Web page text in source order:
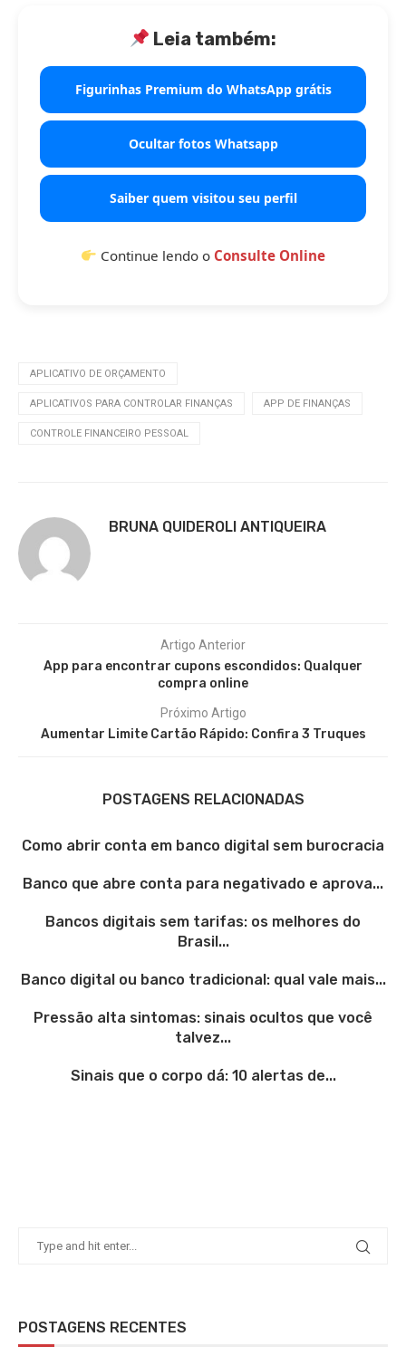
Leia também:
Figurinhas Premium do WhatsApp grátis
Ocultar fotos Whatsapp
Saiber quem visitou seu perfil
Continue lendo o Consulte Online
APLICATIVO DE ORÇAMENTO
APLICATIVOS PARA CONTROLAR FINANÇAS APP DE FINANÇAS
CONTROLE FINANCEIRO PESSOAL
BRUNA QUIDEROLI ANTIQUEIRA
Artigo Anterior
App para encontrar cupons escondidos: Qualquer
compra online
Próximo Artigo
Aumentar Limite Cartão Rápido: Confira 3 Truques
POSTAGENS RELACIONADAS
Como abrir conta em banco digital sem burocracia
Banco que abre conta para negativado e aprova...
Bancos digitais sem tarifas: os melhores do
Brasil...
Banco digital ou banco tradicional: qual vale mais...
Pressão alta sintomas: sinais ocultos que você
talvez...
Sinais que o corpo dá: 10 alertas de...
POSTAGENS RECENTES